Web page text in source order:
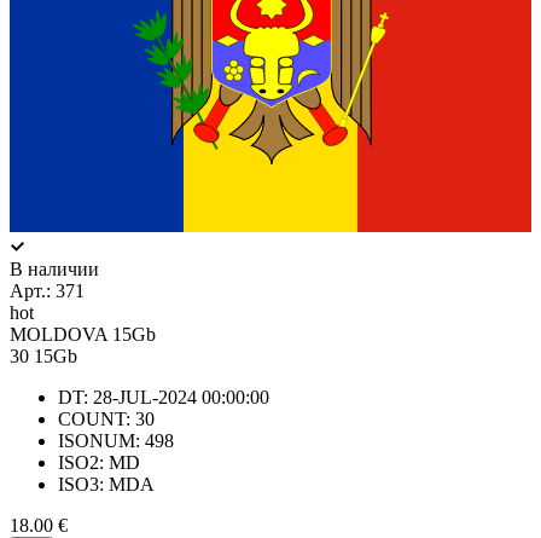
В наличии
Арт.: 371
hot
MOLDOVA 15Gb
30 15Gb
DT: 28-JUL-2024 00:00:00
COUNT: 30
ISONUM: 498
ISO2: MD
ISO3: MDA
18.00 €